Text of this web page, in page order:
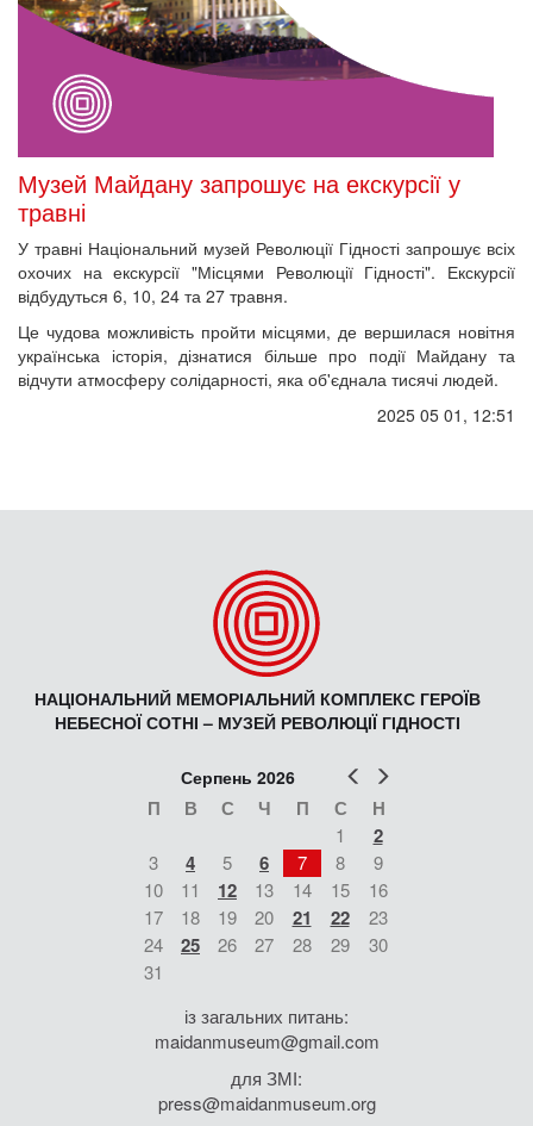
Музей Майдану запрошує на екскурсії у
травні
У травні Національний музей Революції Гідності запрошує всіх
охочих на екскурсії "Місцями Революції Гідності". Екскурсії
відбудуться 6, 10, 24 та 27 травня.
Це чудова можливість пройти місцями, де вершилася новітня
українська історія, дізнатися більше про події Майдану та
відчути атмосферу солідарності, яка об'єднала тисячі людей.
2025 05 01, 12:51
НАЦІОНАЛЬНИЙ МЕМОРІАЛЬНИЙ КОМПЛЕКС ГЕРОЇВ
НЕБЕСНОЇ СОТНІ – МУЗЕЙ РЕВОЛЮЦІЇ ГІДНОСТІ
Попер
Серпень 2026
П В С Ч П С Н
1 2
3 4 5 6 7 8
9
10
11 12 13 14 15
16
17
18 19 20 21 22
23
24
25 26 27 28 29
30
31
із загальних питань:
maidanmuseum@gmail.com
для ЗМІ:
press@maidanmuseum.org